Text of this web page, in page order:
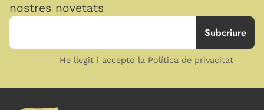
nostres novetats
He llegit i accepto la Política de privacitat